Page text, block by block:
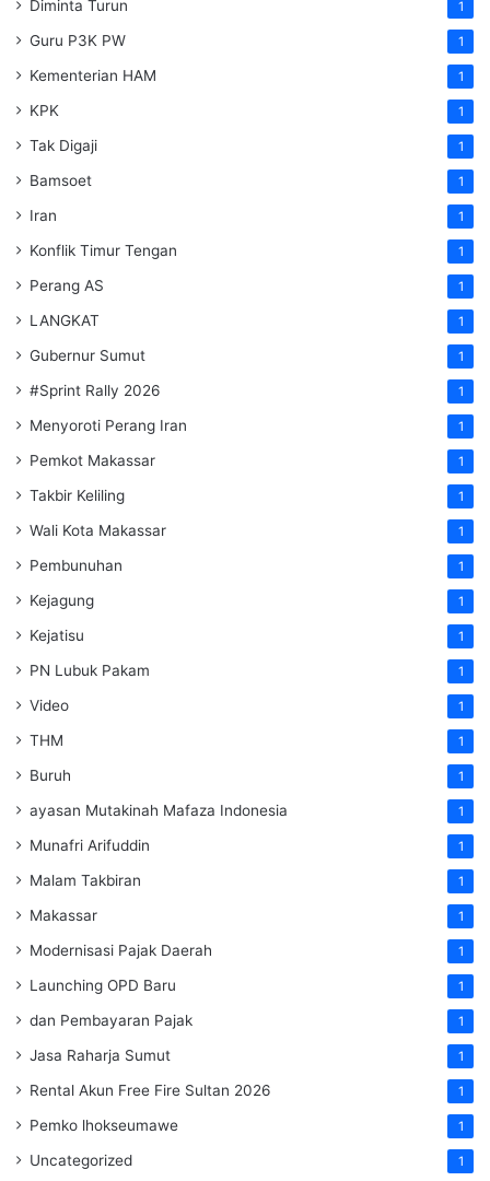
Diminta Turun 1
Guru P3K PW 1
Kementerian HAM 1
KPK 1
Tak Digaji 1
Bamsoet 1
Iran 1
Konflik Timur Tengan 1
Perang AS 1
LANGKAT 1
Gubernur Sumut 1
#Sprint Rally 2026 1
Menyoroti Perang Iran 1
Pemkot Makassar 1
Takbir Keliling 1
Wali Kota Makassar 1
Pembunuhan 1
Kejagung 1
Kejatisu 1
PN Lubuk Pakam 1
Video 1
THM 1
Buruh 1
ayasan Mutakinah Mafaza Indonesia 1
Munafri Arifuddin 1
Malam Takbiran 1
Makassar 1
Modernisasi Pajak Daerah 1
Launching OPD Baru 1
dan Pembayaran Pajak 1
Jasa Raharja Sumut 1
Rental Akun Free Fire Sultan 2026 1
Pemko lhokseumawe 1
Uncategorized 1